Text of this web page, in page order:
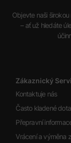
Objevte naši
– ať už hledáte
Zákaznický
Kontaktuje nás
Často kladené
Přepravní
Vrácení a výměna